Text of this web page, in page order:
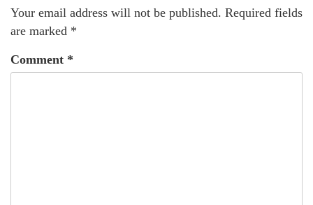
Your email address will not be published. Required fields
are marked *
Comment *